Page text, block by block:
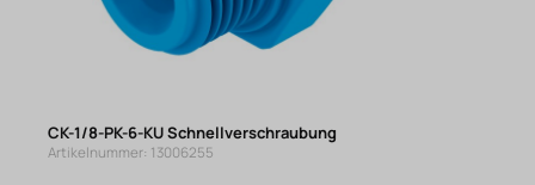
CK-1/8-PK-6-KU Schnellverschraubung
Artikelnummer: 13006255